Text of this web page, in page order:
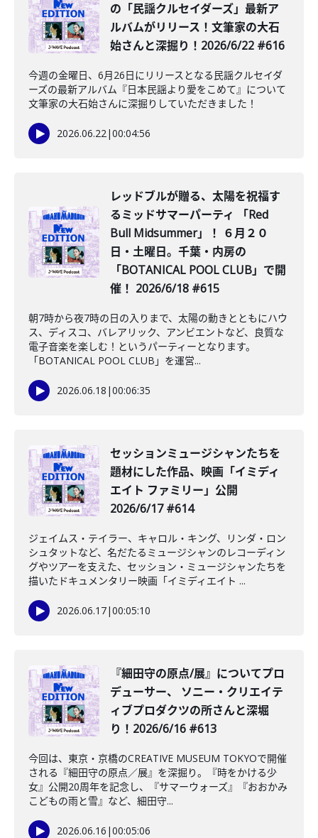
の「民謡クルセイダーズ」最新ア
ルバムがリリース！文筆家の大石
始さんと深掘り！2026/6/22 #616
今週の金曜日、6月26日にリリースとなる民謡クルセイダ
ーズの最新アルバム『日本民謡より愛をこめて』について
文筆家の大石始さんに深掘りしていただきました！
2026.06.22|00:04:56
レッドブルが贈る、太陽を祝福す
るミッドサマーパーティ 「Red
Bull Midsummer」！ ６月２０
日・土曜日。千葉・内房の
「BOTANICAL POOL CLUB」で開
催！ 2026/6/18 #615
朝7時から夜7時の日の入りまで、太陽の動きとともにハウ
ス、ディスコ、バレアリック、アンビエントなど、良質な
電子音楽を楽しむ！というパーティーとなります。
「BOTANICAL POOL CLUB」を運営...
2026.06.18 |00:06:35
セッションミュージシャンたちを
題材にした作品、映画「イミディ
エイト ファミリー」公開
2026/6/17 #614
ジェイムス・テイラー、キャロル・キング、リンダ・ロン
シュタットなど、名だたるミュージシャンのレコーディン
グやツアーを支えた、セッション・ミュージシャンたちを
描いたドキュメンタリー映画「イミディエイト ...
2026.06.17|00:05:10
️『細田守の原点/展』についてプロ
デューサー、 ソニー・クリエイテ
ィブプロダクツの所さんと深堀
り！2026/6/16 #613
今回は、東京・京橋のCREATIVE MUSEUM TOKYOで開催
される『細田守の原点／展』を深掘り。『時をかける少
女』公開20周年を記念し、『サマーウォーズ』『おおかみ
こどもの雨と雪』など、細田守...
2026.06.16 |00:05:06